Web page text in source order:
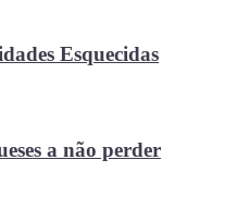
Esquecidas
a não perder